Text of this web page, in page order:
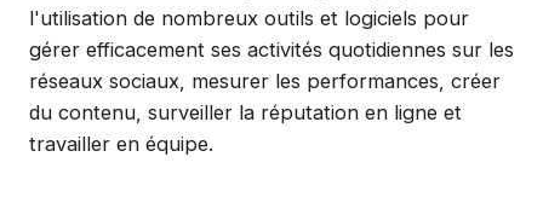
l'utilisation de nombreux outils et logiciels pour
gérer efficacement ses activités quotidiennes sur les
réseaux sociaux, mesurer les performances, créer
du contenu, surveiller la réputation en ligne et
travailler en équipe.